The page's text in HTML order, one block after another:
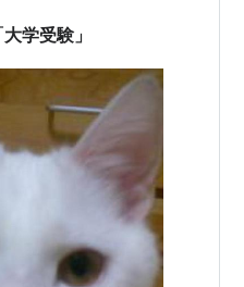
。昨年体調を崩して…
学受験」